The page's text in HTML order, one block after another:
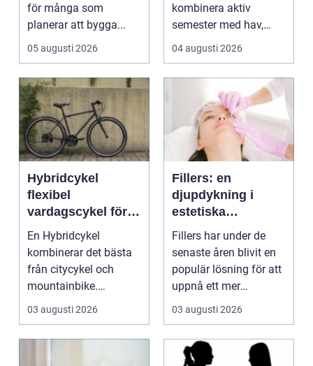
för många som
planerar att bygga...
05 augusti 2026
kombinera aktiv
semester med hav,
natur och gemenskap.
Resenären f...
04 augusti 2026
Hybridcykel
flexibel
vardagscykel för
både stad och
motion
En Hybridcykel
kombinerar det bästa
från citycykel och
mountainbike.
Resultatet blir en
bekväm, snab...
03 augusti 2026
Fillers: en
djupdykning i
estetiska
behandlingar
Fillers har under de
senaste åren blivit en
populär lösning för att
uppnå ett mer
ungdomligt och frä...
03 augusti 2026